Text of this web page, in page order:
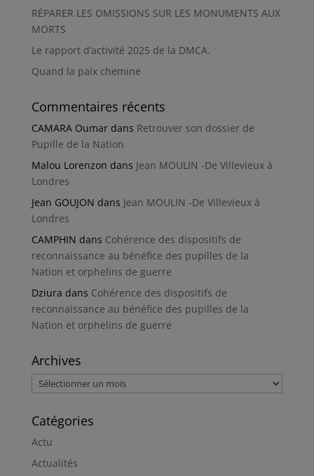
RÉPARER LES OMISSIONS SUR LES MONUMENTS AUX
MORTS
Le rapport d’activité 2025 de la DMCA.
Quand la paix chemine
Commentaires récents
CAMARA Oumardans Retrouver son dossier de
Pupille de la Nation
Malou Lorenzon dans Jean MOULIN -De Villevieux à
Londres
Jean GOUJON dans Jean MOULIN -De Villevieux à
Londres
CAMPHIN dans Cohérence des dispositifs de
reconnaissance au bénéfice des pupilles de la
Nation et orphelins de guerre
Dziura dans Cohérence des dispositifs de
reconnaissance au bénéfice des pupilles de la
Nation et orphelins de guerre
Archives
Archives
Catégories
Actu
Actualités